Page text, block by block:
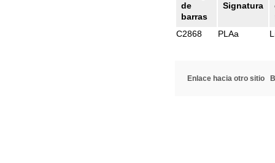
de
barras
Signatura
C2868
PLAa
Enlace hacia otro sitio